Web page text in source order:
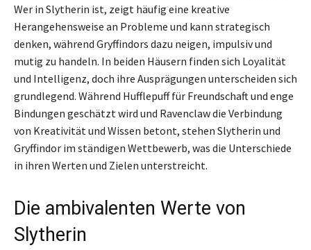
Wer in Slytherin ist, zeigt häufig eine kreative
Herangehensweise an Probleme und kann strategisch
denken, während Gryffindors dazu neigen, impulsiv und
mutig zu handeln. In beiden Häusern finden sich Loyalität
und Intelligenz, doch ihre Ausprägungen unterscheiden sich
grundlegend. Während Hufflepuff für Freundschaft und enge
Bindungen geschätzt wird und Ravenclaw die Verbindung
von Kreativität und Wissen betont, stehen Slytherin und
Gryffindor im ständigen Wettbewerb, was die Unterschiede
in ihren Werten und Zielen unterstreicht.
Die ambivalenten Werte von
Slytherin